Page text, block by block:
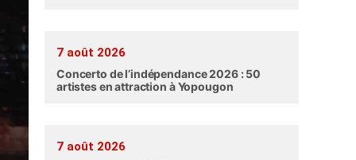
7 août 2026
Concerto de l’indépendance 2026 : 50
artistes en attraction à Yopougon
7 août 2026